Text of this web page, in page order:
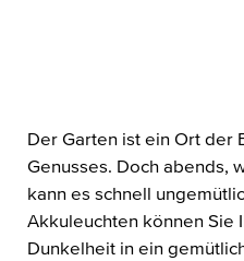
Der Garten ist ein Ort der
Genusses. Doch abends,
kann es schnell
Akkuleuchten können Sie
Dunkelheit in ein